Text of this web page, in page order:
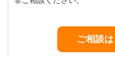
ご相談